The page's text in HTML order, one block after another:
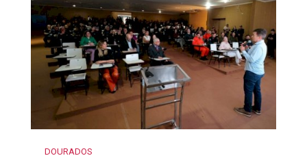
DOURADOS